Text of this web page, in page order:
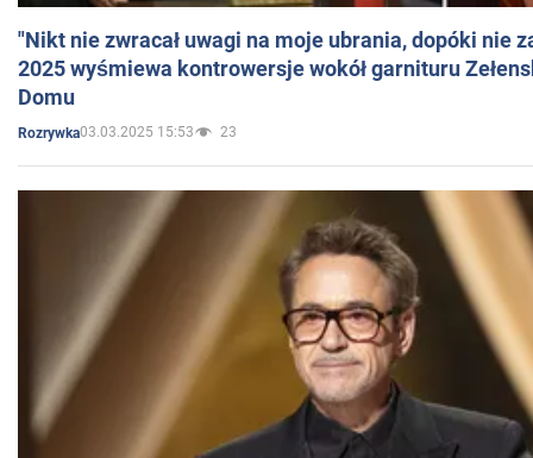
"Nikt nie zwracał uwagi na moje ubrania, dopóki nie
2025 wyśmiewa kontrowersje wokół garnituru
Domu
Rozrywka03.03.2025 15:53 23